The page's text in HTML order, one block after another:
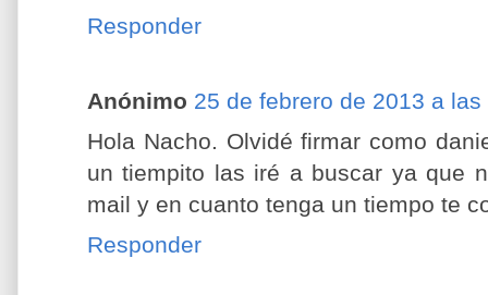
Responder
Anónimo 25 de febrero de 2013 a las
Hola Nacho. Olvidé firmar como
un tiempito las iré a buscar ya que
mail y en cuanto tenga un tiempo te
Responder